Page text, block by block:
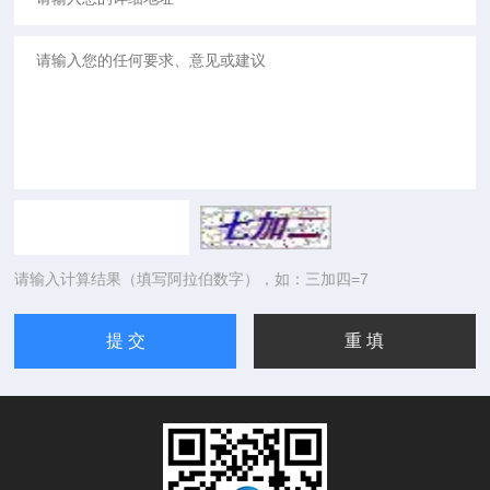
请输入计算结果（填写阿拉伯数字），如：三加四=7